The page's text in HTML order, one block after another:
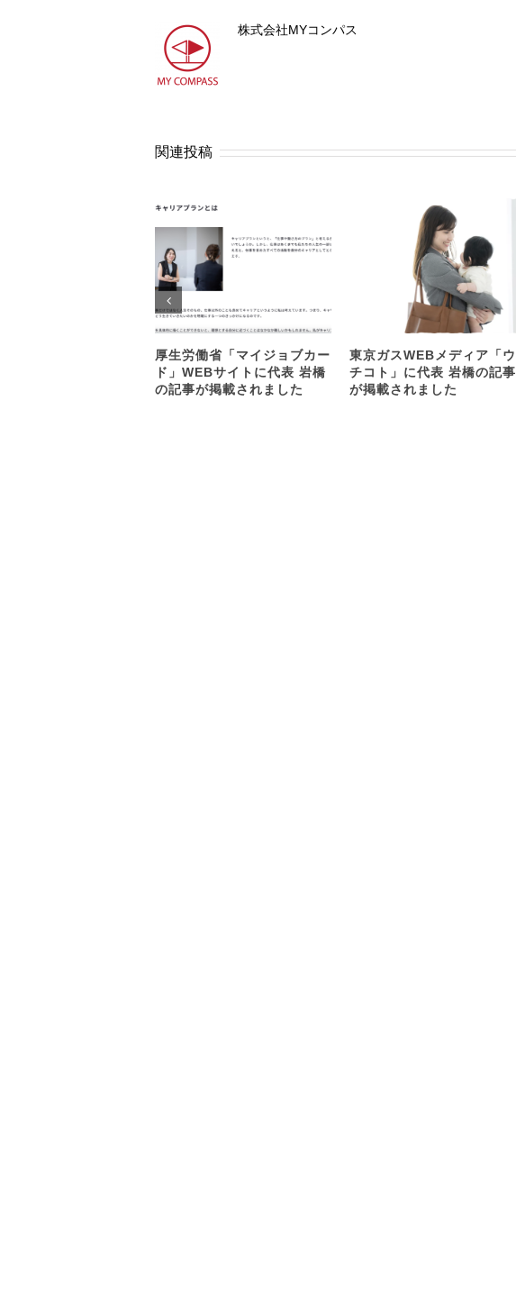
株式会社MYコンパス
関連投稿
厚生労働省「マイジョブカー
ド」WEBサイトに代表 岩橋
の記事が掲載されました
東京ガスWEBメディア「ウ
チコト」に代表 岩橋の記事
が掲載されました